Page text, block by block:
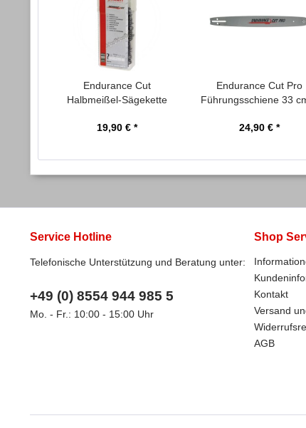
Endurance Cut
Halbmeißel-Sägekette
19,90 € *
Endurance Cut Pro
Führungsschiene 33
24,90 € *
Service Hotline
Telefonische Unterstützung und Beratung unter:
+49 (0) 8554 944 985 5
Mo. - Fr.: 10:00 - 15:00 Uhr
Shop
Kontakt
Versand
AGB